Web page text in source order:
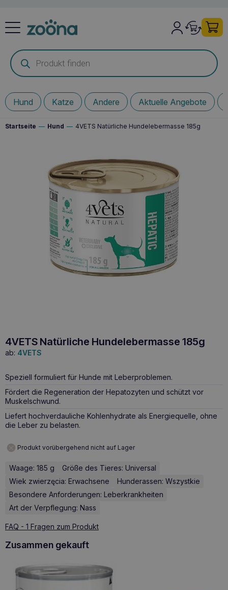
Products
search
Hund Katze Andere Aktuelle Angebote
Startseite — Hund — 4VETS Natürliche Hundelebermasse 185g
4VETS Natürliche Hundelebermasse 185g
ab: 4VETS
Speziell formuliert für Hunde mit Leberproblemen.
Fördert die Regeneration der Hepatozyten und schützt vor
Muskelschwund.
Liefert hochverdauliche Kohlenhydrate als Energiequelle, ohne
die Leber zu belasten.
Produkt vorübergehend nicht auf Lager
Waage: 185 g
Größe des Tieres: Universal
Wiek zwierzęcia: Erwachsene
Hunderassen: Wszystkie
Besondere Anforderungen: Leberkrankheiten
Art der Verpflegung: Nass
FAQ - 1 Fragen zum Produkt
Zusammen gekauft